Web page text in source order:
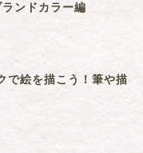
ンドカラー編
で絵を描こう！筆や描